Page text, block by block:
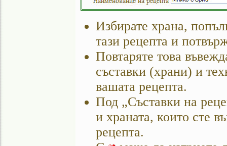
Избирате храна,
тази рецепта и
Повтаряте това
съставки (храни) и
вашата рецепта.
Под „Съставки на
и храната, които сте
рецепта.